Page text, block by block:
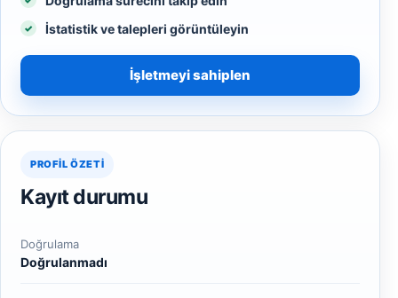
İstatistik ve talepleri görüntüleyin
İşletmeyi sahiplen
PROFIL ÖZETI
Kayıt durumu
Doğrulama
Doğrulanmadı